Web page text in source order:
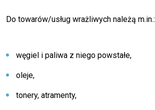
Do towarów/usług wrażliwych należą m.in.:
węgiel i paliwa z niego powstałe,
oleje,
tonery, atramenty,